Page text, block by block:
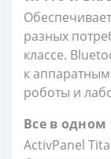
разных
классе.
к аппаратным
роботы и
Все в одном
ActivPanel